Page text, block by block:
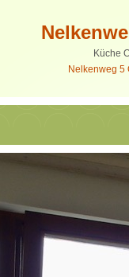
Küche
Nelkenweg 5